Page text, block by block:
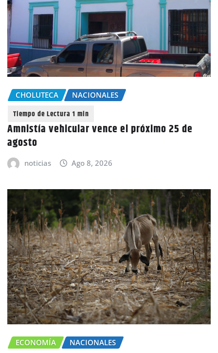
CHOLUTECA NACIONALES
Amnistía vehicular vence el próximo 25 de
agosto
noticias Ago 8, 2026
ECONOMÍA NACIONALES